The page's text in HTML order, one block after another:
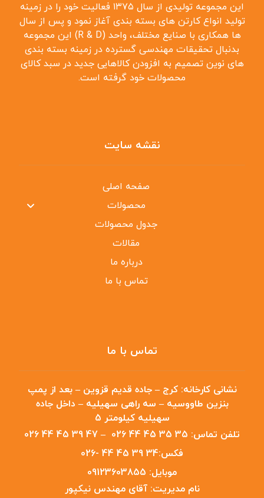
این مجموعه تولیدی از سال ۱۳۷۵ فعالیت خود را در زمینه
تولید انواع کارتن ‌های بسته بندی آغاز نمود و پس از سال
‌ها همکاری با صنایع مختلف، واحد (R & D) این مجموعه
بدنبال تحقیقات مهندسی گسترده در زمینه بسته بندی
‌های نوین تصمیم به افزودن کالاهایی جدید در سبد کالای
محصولات خود گرفته است.
نقشه سایت
صفحه اصلی
محصولات
جدول محصولات
مقالات
درباره ما
تماس با ما
تماس با ما
نشانی کارخانه:کرج – جاده قدیم قزوین – بعد از پمپ
بنزین طاووسیه – سه راهی سهیلیه – داخل جاده
سهیلیه کیلومتر 5
تلفن تماس: 35 35 45 44 026
–
47 39 45 44 026
فکس:34 39 45 44 -026
موبایل: 09123603855
نام مدیریت:آقای مهندس نیکپور